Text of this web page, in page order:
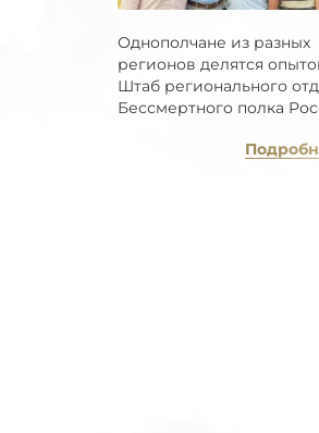
Однополчане из разных
регионов делятся
Штаб регионального
Бессмертного полка